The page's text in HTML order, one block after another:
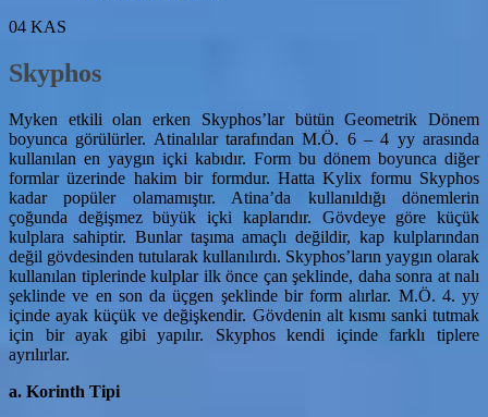
04 KAS
Skyphos
Myken etkili olan erken Skyphos’lar bütün Geometrik Dönem
boyunca görülürler. Atinalılar tarafından M.Ö. 6 – 4 yy arasında
kullanılan en yaygın içki kabıdır. Form bu dönem boyunca diğer
formlar üzerinde hakim bir formdur. Hatta Kylix formu Skyphos
kadar popüler olamamıştır. Atina’da kullanıldığı dönemlerin
çoğunda değişmez büyük içki kaplarıdır. Gövdeye göre küçük
kulplara sahiptir. Bunlar taşıma amaçlı değildir, kap kulplarından
değil gövdesinden tutularak kullanılırdı. Skyphos’ların yaygın olarak
kullanılan tiplerinde kulplar ilk önce çan şeklinde, daha sonra at nalı
şeklinde ve en son da üçgen şeklinde bir form alırlar. M.Ö. 4. yy
içinde ayak küçük ve değişkendir. Gövdenin alt kısmı sanki tutmak
için bir ayak gibi yapılır. Skyphos kendi içinde farklı tiplere
ayrılırlar.
a. Korinth Tipi